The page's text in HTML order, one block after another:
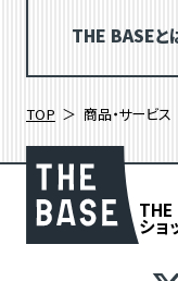
THE BASEと
TOP 商品・サービス
THE
ショ